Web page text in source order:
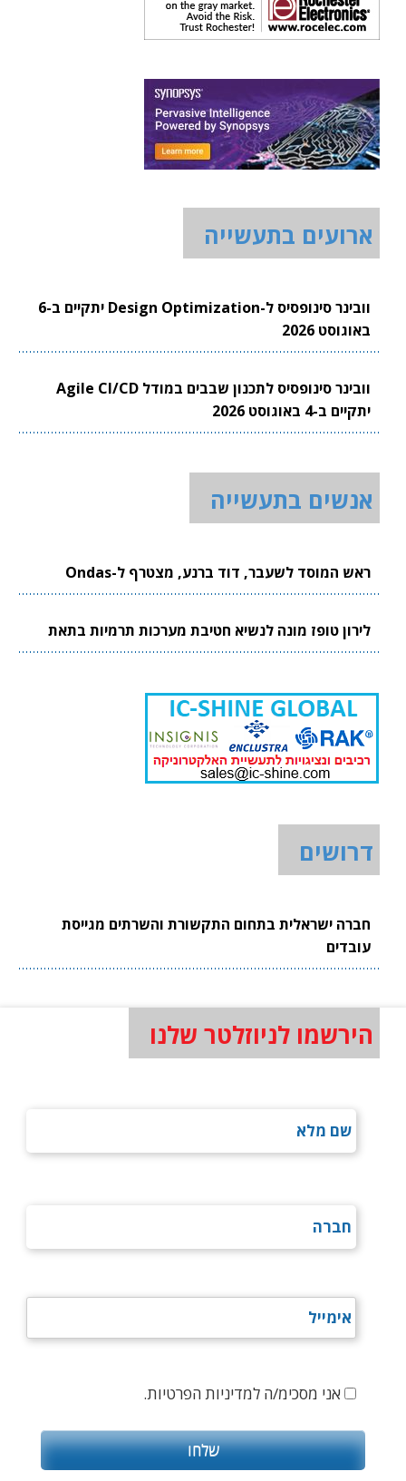
ארועים בתעשייה
וובינר סינופסיס ל-Design Optimization יתקיים ב-6
באוגוסט 2026
וובינר סינופסיס לתכנון שבבים במודל Agile CI/CD
יתקיים ב-4 באוגוסט 2026
אנשים בתעשייה
ראש המוסד לשעבר, דוד ברנע, מצטרף ל-Ondas
לירון טופז מונה לנשיא חטיבת מערכות תרמיות בתאת
דרושים
חברה ישראלית בתחום התקשורת והשרתים מגייסת
עובדים
הירשמו לניוזלטר שלנו
אני מסכימ/ה למדיניות הפרטיות.